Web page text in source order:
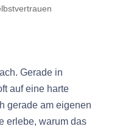
Gerade in
auf eine harte
gerade am eigenen
erlebe, warum das